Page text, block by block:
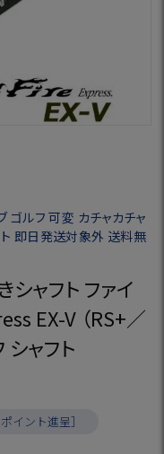
ゴルフ 可変 カチャカチャ
ト 即日発送対象外 送料無
ャフト ファイ
EX-V （RS+／
ャフト
ポイント進呈］